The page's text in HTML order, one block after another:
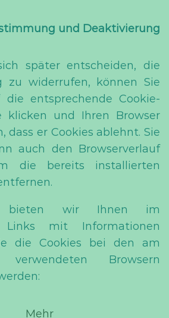
und Deaktivierung
später entscheiden, die
zu widerrufen, können Sie
entsprechende Cookie-
klicken und Ihren Browser
dass er Cookies ablehnt. Sie
auch den Browserverlauf
die bereits installierten
bieten wir Ihnen im
Links mit Informationen
die Cookies bei den am
verwendeten Browsern
Mehr